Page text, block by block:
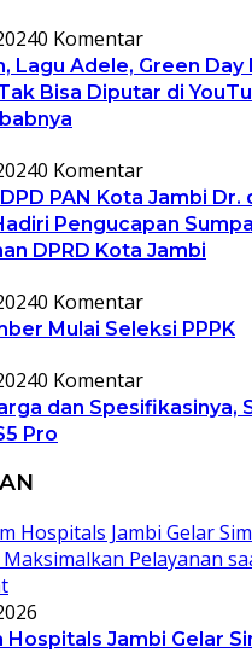
0 Komentar
Lagu Adele, Green Day
Bisa Diputar di
0 Komentar
PAN Kota Jambi Dr.
Pengucapan
DPRD Kota Jambi
0 Komentar
Mulai Seleksi PPPK
0 Komentar
dan Spesifikasinya,
Pro
Hospitals Jambi Gelar